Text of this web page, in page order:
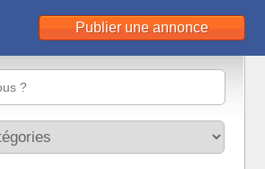
Publier une annonce